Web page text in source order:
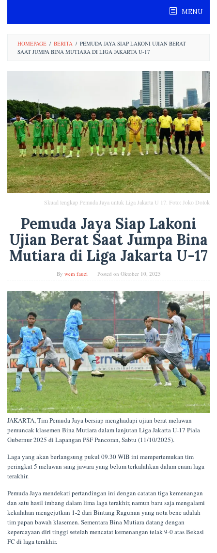
content
MENU
HOMEPAGE / BERITA / PEMUDA JAYA SIAP LAKONI UJIAN BERAT
SAAT JUMPA BINA MUTIARA DI LIGA JAKARTA U-17
Skuad lengkap Pemuda Jaya untuk Liga Jakarta U 17. Foto: Joko Dolok
Pemuda Jaya Siap Lakoni
Ujian Berat Saat Jumpa Bina
Mutiara di Liga Jakarta U-17
By wem fauzi Posted on Oktober 10, 2025
JAKARTA, Tim Pemuda Jaya bersiap menghadapi ujian berat melawan
pemuncak klasemen Bina Mutiara dalam lanjutan Liga Jakarta U-17 Piala
Gubernur 2025 di Lapangan PSF Pancoran, Sabtu (11/10/2025).
Laga yang akan berlangsung pukul 09.30 WIB ini mempertemukan tim
peringkat 5 melawan sang jawara yang belum terkalahkan dalam enam laga
terakhir.
Pemuda Jaya mendekati pertandingan ini dengan catatan tiga kemenangan
dan satu hasil imbang dalam lima laga terakhir, namun baru saja mengalami
kekalahan mengejutkan 1-2 dari Bintang Ragunan yang nota bene adalah
tim papan bawah klasemen. Sementara Bina Mutiara datang dengan
kepercayaan diri tinggi setelah mencatat kemenangan telak 9-0 atas Bekasi
FC di laga terakhir.